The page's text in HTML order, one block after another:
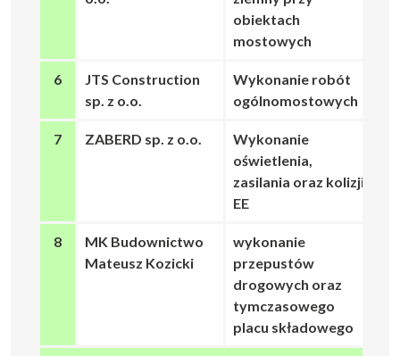
obiektach
mostowych
6
JTS Construction
sp. z o.o.
Wykonanie robót
ogólnomostowych
7 ZABERD sp. z o.o.
Wykonanie
oświetlenia,
zasilania oraz kolizji
EE
8
MK Budownictwo
Mateusz Kozicki
wykonanie
przepustów
drogowych oraz
tymczasowego
placu składowego